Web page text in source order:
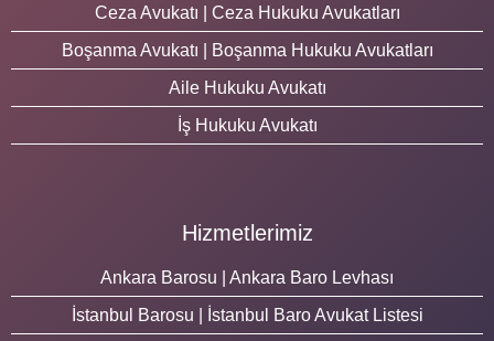
Ceza Avukatı | Ceza Hukuku Avukatları
Boşanma Avukatı | Boşanma Hukuku Avukatları
Aile Hukuku Avukatı
İş Hukuku Avukatı
Hizmetlerimiz
Ankara Barosu | Ankara Baro Levhası
İstanbul Barosu | İstanbul Baro Avukat Listesi